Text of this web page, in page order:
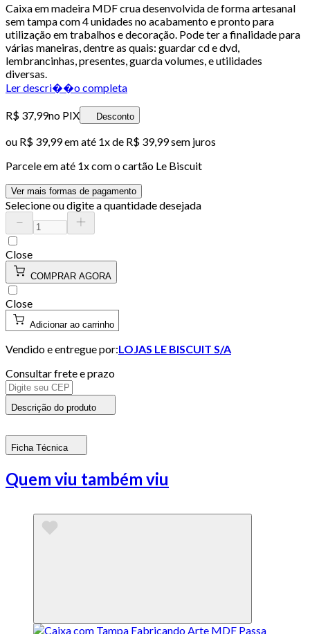
Caixa em madeira MDF crua desenvolvida de forma artesanal
sem tampa com 4 unidades no acabamento e pronto para
utilização em trabalhos e decoração. Pode ter a finalidade para
várias maneiras, dentre as quais: guardar cd e dvd,
lembrancinhas, presentes, guarda volumes, e utilidades
diversas.
Ler descri��o completa
R$ 37,99no PIX Desconto
ou R$ 39,99em até 1x de R$ 39,99sem juros
Parcele em até 1x com o cartão Le Biscuit
Ver mais formas de pagamento
Selecione ou digite a quantidade desejada
Close
COMPRAR AGORA
Close
Adicionar ao carrinho
Vendido e entregue por:LOJAS LE BISCUIT S/A
Consultar frete e prazo
Descrição do produto
Ficha Técnica
Quem viu também viu